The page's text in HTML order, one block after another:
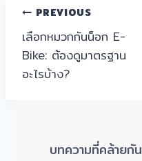
แนะแนว
เรื่อง
PREVIOUS
เลือกหมวกกันน็อก E-
Bike: ต้องดูมาตรฐาน
อะไรบ้าง?
บทความที่คล้ายกัน